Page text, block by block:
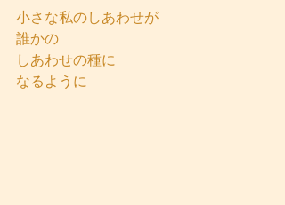
小さな私のしあわせが
誰かの
しあわせの種に
なるように